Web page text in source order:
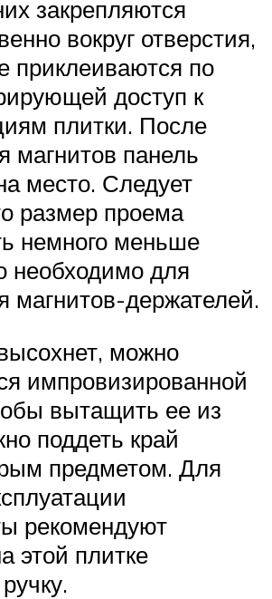
закрепляются
вокруг отверстия,
приклеиваются по
доступ к
плитки. После
магнитов панель
место. Следует
размер проема
немного меньше
необходимо для
магнитов-держателей.
можно
импровизированной
вытащить ее из
поддеть край
предметом. Для
рекомендуют
этой плитке